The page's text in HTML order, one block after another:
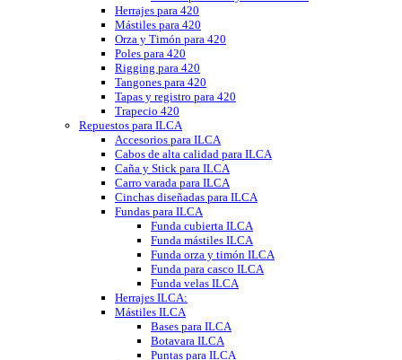
Herrajes para 420
Mástiles para 420
Orza y Timón para 420
Poles para 420
Rigging para 420
Tangones para 420
Tapas y registro para 420
Trapecio 420
Repuestos para ILCA
Accesorios para ILCA
Cabos de alta calidad para ILCA
Caña y Stick para ILCA
Carro varada para ILCA
Cinchas diseñadas para ILCA
Fundas para ILCA
Funda cubierta ILCA
Funda mástiles ILCA
Funda orza y timón ILCA
Funda para casco ILCA
Funda velas ILCA
Herrajes ILCA:
Mástiles ILCA
Bases para ILCA
Botavara ILCA
Puntas para ILCA